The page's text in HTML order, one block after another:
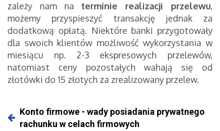
zależy nam na terminie realizacji przelewu,
możemy przyspieszyć transakcję jednak za
dodatkową opłatą. Niektóre banki przygotowały
dla swoich klientów możliwość wykorzystania w
miesiącu np. 2-3 ekspresowych przelewów,
natomiast ceny pozostałych wahają się od
złotówki do 15 złotych za zrealizowany przelew.
Konto firmowe - wady posiadania prywatnego
rachunku w celach firmowych